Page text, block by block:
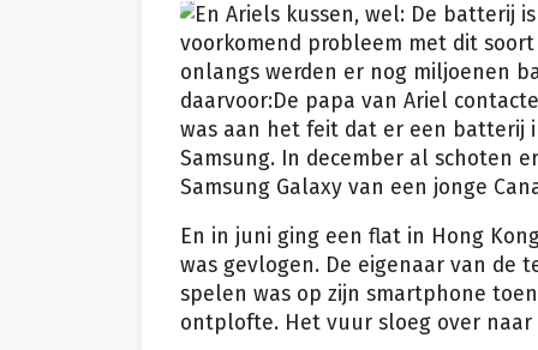
En Ariels kussen, wel: De batterij
voorkomend probleem met dit
onlangs werden er nog miljoenen
daarvoor:De papa van Ariel
was aan het feit dat er een batterij
Samsung. In december al schoten
Samsung Galaxy van een jonge
En in juni ging een flat in Hong
was gevlogen. De eigenaar van
spelen was op zijn smartphone
ontplofte. Het vuur sloeg over